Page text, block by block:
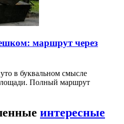
маршрут через
в буквальном смысле
Полный маршрут
интересные